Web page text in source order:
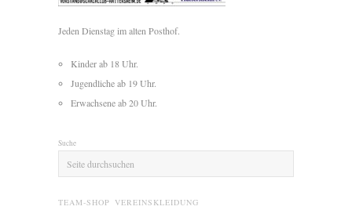
Jeden Dienstag im alten Posthof.
Kinder ab 18 Uhr.
Jugendliche ab 19 Uhr.
Erwachsene ab 20 Uhr.
Suche
TEAM-SHOP VEREINSKLEIDUNG